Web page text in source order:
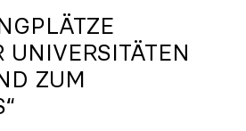
UNIVERSITÄTEN
ZUM